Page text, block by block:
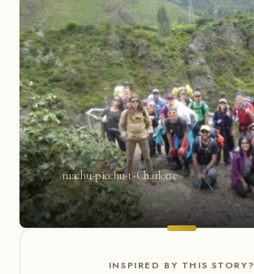
machu-picchu-t-Charlotte
INSPIRED BY THIS STORY?